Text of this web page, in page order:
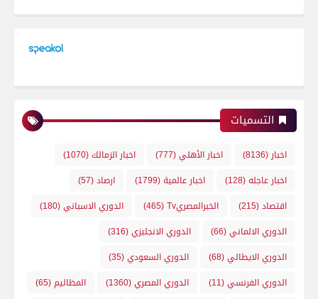
التسميات
اخبار (8136) اخبار الأهلي(777) اخبار الزمالك(1070)
اخبار عاجله(128) اخبار عالمية(1799) ارصاد(57)
اقتصاد(215) الخبرالمصريTv (465) الدوري الاسباني(180)
الدوري الالماني(66) الدوري الانجليزي(316)
الدوري الايطالي(68) الدوري السعودي(35)
الدوري الفرنسي(11) الدوري المصري(1360) المظاليم(65)